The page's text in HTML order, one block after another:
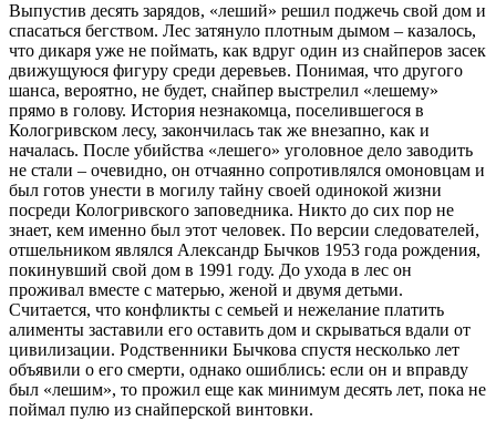
Выпустив десять зарядов, «леший» решил поджечь свой дом и
спасаться бегством. Лес затянуло плотным дымом – казалось,
что дикаря уже не поймать, как вдруг один из снайперов засек
движущуюся фигуру среди деревьев. Понимая, что другого
шанса, вероятно, не будет, снайпер выстрелил «лешему»
прямо в голову. История незнакомца, поселившегося в
Кологривском лесу, закончилась так же внезапно, как и
началась. После убийства «лешего» уголовное дело заводить
не стали – очевидно, он отчаянно сопротивлялся омоновцам и
был готов унести в могилу тайну своей одинокой жизни
посреди Кологривского заповедника. Никто до сих пор не
знает, кем именно был этот человек. По версии следователей,
отшельником являлся Александр Бычков 1953 года рождения,
покинувший свой дом в 1991 году. До ухода в лес он
проживал вместе с матерью, женой и двумя детьми.
Считается, что конфликты с семьей и нежелание платить
алименты заставили его оставить дом и скрываться вдали от
цивилизации. Родственники Бычкова спустя несколько лет
объявили о его смерти, однако ошиблись: если он и вправду
был «лешим», то прожил еще как минимум десять лет, пока не
поймал пулю из снайперской винтовки.